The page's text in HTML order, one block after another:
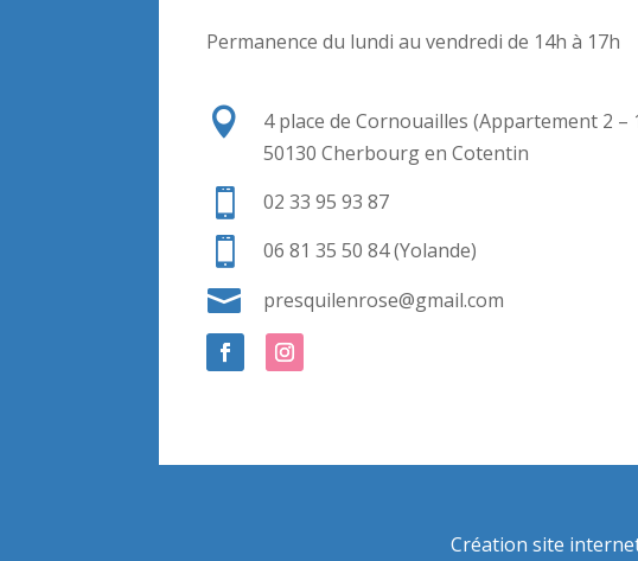
Permanence du lundi au vendredi de 14h à 17h

4 place de Cornouailles (Appartement 2 –
50130 Cherbourg en Cotentin
 02 33 95 93 87
 06 81 35 50 84 (Yolande)
 presquilenrose@gmail.com
Création site